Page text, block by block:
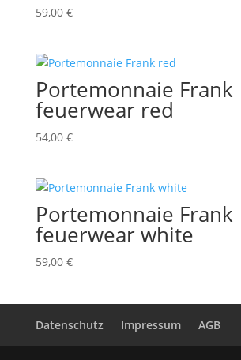
59,00 €
Portemonnaie Frank
feuerwear red
54,00 €
Portemonnaie Frank
feuerwear white
59,00 €
Datenschutz Impressum AGB